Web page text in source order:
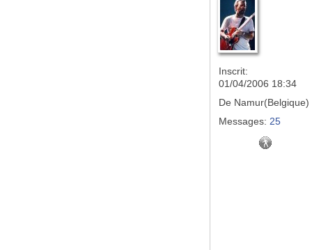
Inscrit:
01/04/2006 18:34
De Namur(Belgique)
Messages: 25